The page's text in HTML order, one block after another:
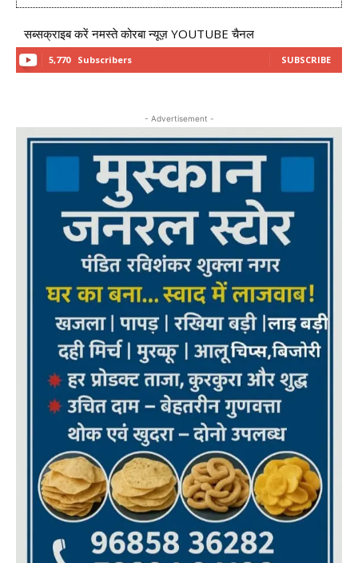
सब्सक्राइब करें नमस्ते कोरबा न्यूज़ YOUTUBE चैनल
5,770 Subscribers SUBSCRIBE
- Advertisement -